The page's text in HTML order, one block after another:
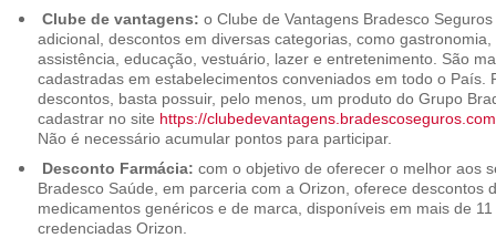
Clube de vantagens: o Clube de Vantagens Bradesco
adicional, descontos em diversas categorias, como
assistência, educação, vestuário, lazer e entretenimento. São
cadastradas em estabelecimentos conveniados em todo o País.
descontos, basta possuir, pelo menos, um produto do Grupo
cadastrar no site https://
Não é necessário acumular pontos para participar.
Desconto Farmácia: com o objetivo de oferecer o melhor aos
Bradesco Saúde, em parceria com a Orizon, oferece descontos
medicamentos genéricos e de marca, disponíveis em mais de
credenciadas Orizon.